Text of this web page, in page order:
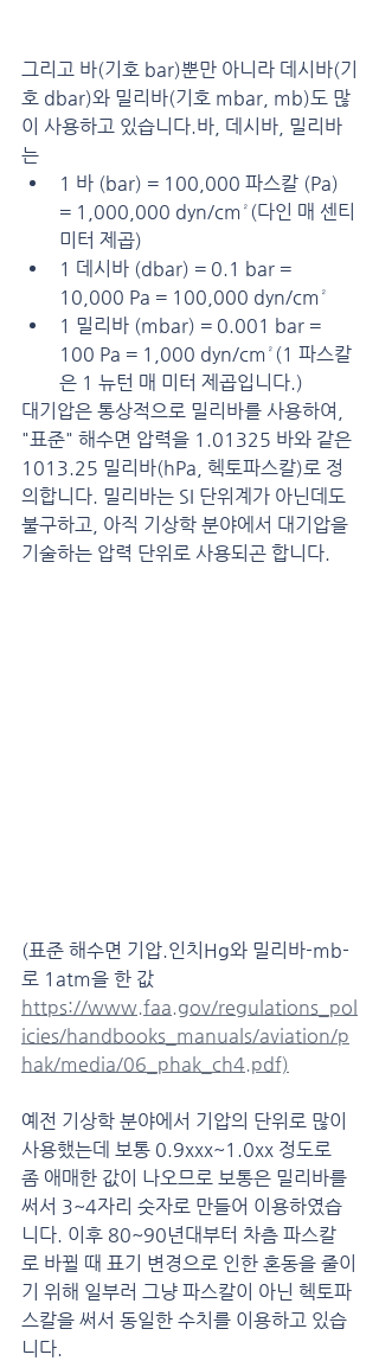
그리고 바(기호 bar)뿐만 아니라 데시바(기
호 dbar)와 밀리바(기호 mbar, mb)도 많
이 사용하고 있습니다.바, 데시바, 밀리바
는
1 바 (bar) = 100,000 파스칼 (Pa)
= 1,000,000 dyn/cm²(다인 매 센티
미터 제곱)
1 데시바 (dbar) = 0.1 bar =
10,000 Pa = 100,000 dyn/cm²
1 밀리바 (mbar) = 0.001 bar =
100 Pa = 1,000 dyn/cm²(1 파스칼
은 1 뉴턴 매 미터 제곱입니다.)
대기압은 통상적으로 밀리바를 사용하여,
"표준" 해수면 압력을 1.01325 바와 같은
1013.25 밀리바(hPa, 헥토파스칼)로 정
의합니다. 밀리바는 SI 단위계가 아닌데도
불구하고, 아직 기상학 분야에서 대기압을
기술하는 압력 단위로 사용되곤 합니다.
(표준 해수면 기압.인치Hg와 밀리바-mb-
로 1atm을 한 값
https://www.faa.gov/regulations_pol
icies/handbooks_manuals/aviation/p
hak/media/06_phak_ch4.pdf)
예전 기상학 분야에서 기압의 단위로 많이
사용했는데 보통 0.9xxx~1.0xx 정도로
좀 애매한 값이 나오므로 보통은 밀리바를
써서 3~4자리 숫자로 만들어 이용하였습
니다. 이후 80~90년대부터 차츰 파스칼
로 바뀔 때 표기 변경으로 인한 혼동을 줄이
기 위해 일부러 그냥 파스칼이 아닌 헥토파
스칼을 써서 동일한 수치를 이용하고 있습
니다.